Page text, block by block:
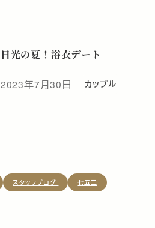
日光の夏！浴衣デート
投稿日
2023年7月30日 カップル
スタッフブログ 七五三